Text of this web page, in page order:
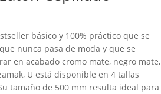
básico y 100% práctico que se
nunca pasa de moda y que se
en acabado cromo mate, negro mate,
U está disponible en 4 tallas
tamaño de 500 mm resulta ideal para